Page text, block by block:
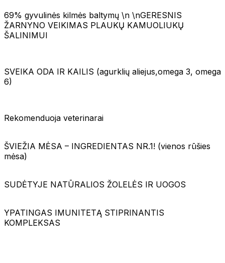
69% gyvulinės kilmės baltymų \n \nGERESNIS
ŽARNYNO VEIKIMAS PLAUKŲ KAMUOLIUKŲ
ŠALINIMUI
SVEIKA ODA IR KAILIS (agurklių aliejus,omega 3, omega
6)
Rekomenduoja veterinarai
ŠVIEŽIA MĖSA – INGREDIENTAS NR.1! (vienos rūšies
mėsa)
SUDĖTYJE NATŪRALIOS ŽOLELĖS IR UOGOS
YPATINGAS IMUNITETĄ STIPRINANTIS
KOMPLEKSAS